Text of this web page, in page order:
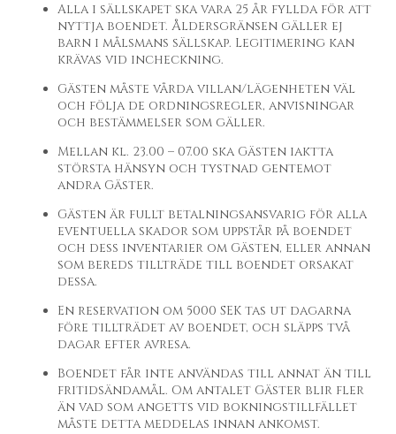
Alla i sällskapet ska vara 25 år fyllda för att
nyttja boendet. Åldersgränsen gäller ej
barn i målsmans sällskap. Legitimering kan
krävas vid incheckning.
Gästen måste vårda villan/lägenheten väl
och följa de ordningsregler, anvisningar
och bestämmelser som gäller.
Mellan kl. 23.00 – 07.00 ska Gästen iaktta
största hänsyn och tystnad gentemot
andra Gäster.
Gästen är fullt betalningsansvarig för alla
eventuella skador som uppstår på boendet
och dess inventarier om Gästen, eller annan
som bereds tillträde till boendet orsakat
dessa.
En reservation om 5000 SEK tas ut dagarna
före tillträdet av boendet, och släpps två
dagar efter avresa.
Boendet får inte användas till annat än till
fritidsändamål. Om antalet Gäster blir fler
än vad som angetts vid bokningstillfället
måste detta meddelas innan ankomst.